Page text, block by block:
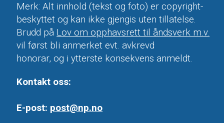
Merk: Alt innhold (tekst og foto) er copyright-
beskyttet og kan ikke gjengis uten tillatelse.
Brudd på Lov om opphavsrett til åndsverk m.v.
vil først bli anmerket evt. avkrevd
honorar, og i ytterste konsekvens anmeldt.
Kontakt oss:
E-post: post@np.no